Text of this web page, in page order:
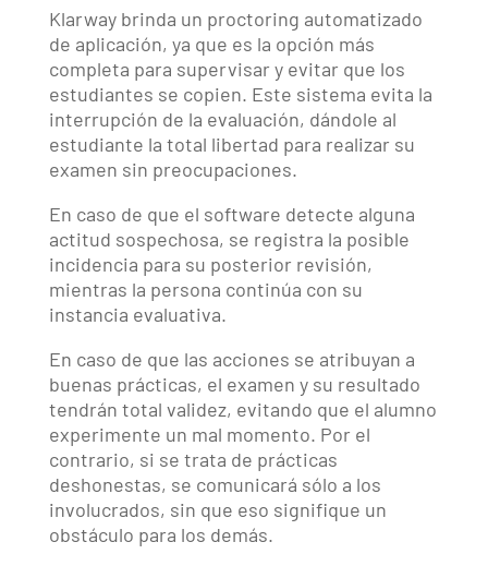
Klarway brinda un proctoring automatizado
de aplicación, ya que es la opción más
completa para supervisar y evitar que los
estudiantes se copien. Este sistema evita la
interrupción de la evaluación, dándole al
estudiante la total libertad para realizar su
examen sin preocupaciones.
En caso de que el software detecte alguna
actitud sospechosa, se registra la posible
incidencia para su posterior revisión,
mientras la persona continúa con su
instancia evaluativa.
En caso de que las acciones se atribuyan a
buenas prácticas, el examen y su resultado
tendrán total validez, evitando que el alumno
experimente un mal momento. Por el
contrario, si se trata de prácticas
deshonestas, se comunicará sólo a los
involucrados, sin que eso signifique un
obstáculo para los demás.